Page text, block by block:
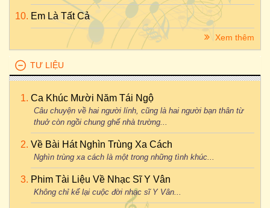
Em Là Tất Cả
Xem thêm
TƯ LIỆU
Ca Khúc Mười Năm Tái Ngộ
Câu chuyện về hai người lính, cũng là hai người bạn thân từ
thuở còn ngồi chung ghế nhà trường...
Về Bài Hát Nghìn Trùng Xa Cách
Nghìn trùng xa cách là một trong những tình khúc...
Phim Tài Liệu Về Nhạc Sĩ Y Vân
Không chỉ kể lại cuộc đời nhạc sĩ Y Vân...